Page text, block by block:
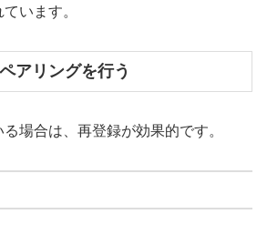
います。
アリングを行う
場合は、再登録が効果的です。